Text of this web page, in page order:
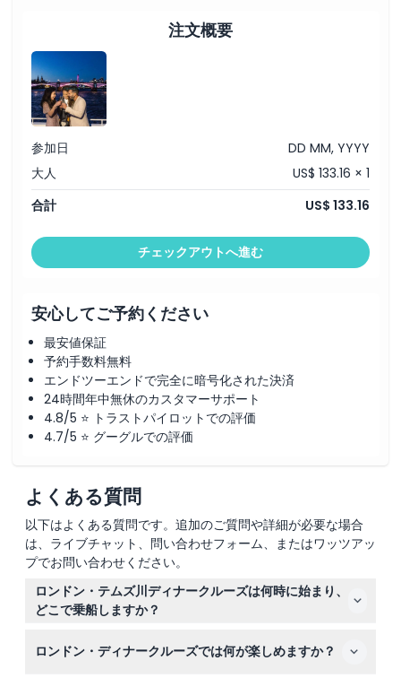
注意事項
服装規定
利用規約
注文概要
参加日
DD MM, YYYY
大人
US$ 133.16 × 1
合計
US$ 133.16
チェックアウトへ進む
安心してご予約ください
最安値保証
予約手数料無料
エンドツーエンドで完全に暗号化された決済
24時間年中無休のカスタマーサポート
4.8/5 ⭐ トラストパイロットでの評価
4.7/5 ⭐ グーグルでの評価
よくある質問
以下はよくある質問です。追加のご質問や詳細が必要な場合
は、ライブチャット、問い合わせフォーム、またはワッツアッ
プでお問い合わせください。
ロンドン・テムズ川ディナークルーズは何時に始まり、
どこで乗船しますか？
トリア・エンバンクメント、ロンドン、SW1A 2JHで開始
ロンドン・ディナークルーズでは何が楽しめますか？